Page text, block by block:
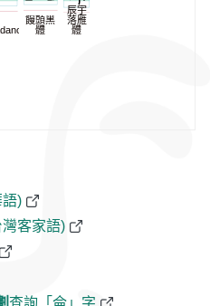
饅頭黑
體
辰宇
落雁
體
語)
客家語)
查詢「侖」字